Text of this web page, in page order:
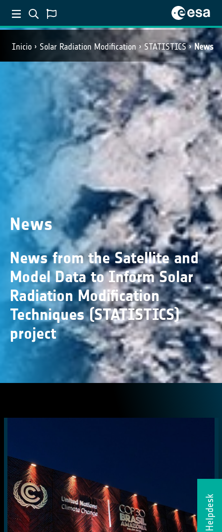
Inicio Solar Radiation Modification STATISTICS News
Helpdesk
News
News from the Satellite and
Model Data to Inform Solar
Radiation Modification
Techniques (STATISTICS)
project